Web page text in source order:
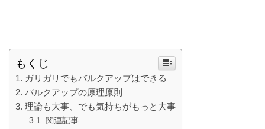
もくじ
ガリガリでもバルクアップはできる
バルクアップの原理原則
理論も大事、でも気持ちがもっと大事
関連記事